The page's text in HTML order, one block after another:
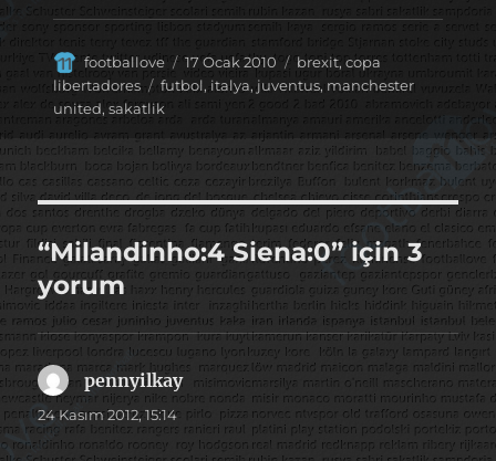
Yazar
footballove
Yayın
tarihi
17 Ocak 2010 Kategoriler
brexit, copa
libertadores
Etiketler
futbol, italya, juventus, manchester
united, sakatlik
“Milandinho:4 Siena:0” için 3
yorum
pennyilkaydedi
ki:
24 Kasım 2012, 15:14